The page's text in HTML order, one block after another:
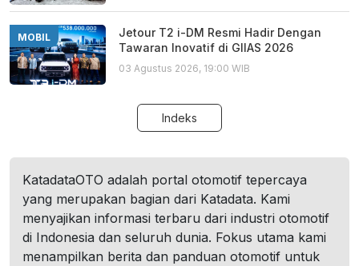
MOBIL
Jetour T2 i-DM Resmi Hadir Dengan
Tawaran Inovatif di GIIAS 2026
03 Agustus 2026, 19:00 WIB
Indeks
KatadataOTO adalah portal otomotif tepercaya
yang merupakan bagian dari Katadata. Kami
menyajikan informasi terbaru dari industri otomotif
di Indonesia dan seluruh dunia. Fokus utama kami
menampilkan berita dan panduan otomotif untuk